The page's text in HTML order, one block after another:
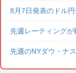
8月7日発表のドル
先週レーティング
先週のNYダウ・ナ